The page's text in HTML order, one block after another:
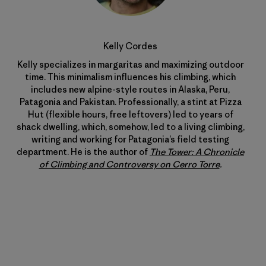
Kelly Cordes
Kelly specializes in margaritas and maximizing outdoor
time. This minimalism influences his climbing, which
includes new alpine-style routes in Alaska, Peru,
Patagonia and Pakistan. Professionally, a stint at Pizza
Hut (flexible hours, free leftovers) led to years of
shack dwelling, which, somehow, led to a living climbing,
writing and working for Patagonia’s field testing
department. He is the author of The Tower: A Chronicle
of Climbing and Controversy on Cerro Torre.